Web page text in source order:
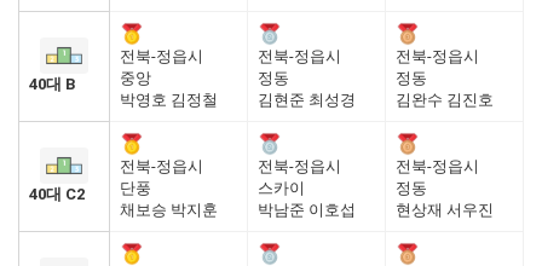
40대 B
전북-정읍시
중앙
박영호 김정철
전북-정읍시
정동
김현준 최성경
전북-정읍시
정동
김완수 김진호
40대 C2
전북-정읍시
단풍
채보승 박지훈
전북-정읍시
스카이
박남준 이호섭
전북-정읍시
정동
현상재 서우진